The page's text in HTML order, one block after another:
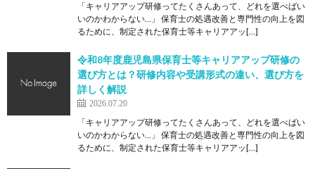
「キャリアアップ研修ってたくさんあって、どれを選べばい
いのかわからない…」 保育士の処遇改善と専門性の向上を図
るために、制定された保育士等キャリアアッ[…]
令和8年度鹿児島県保育士等キャリアアップ研修の
選び方とは？研修内容や受講形式の違い、選び方を
詳しく解説
2026.07.20
「キャリアアップ研修ってたくさんあって、どれを選べばい
いのかわからない…」 保育士の処遇改善と専門性の向上を図
るために、制定された保育士等キャリアアッ[…]